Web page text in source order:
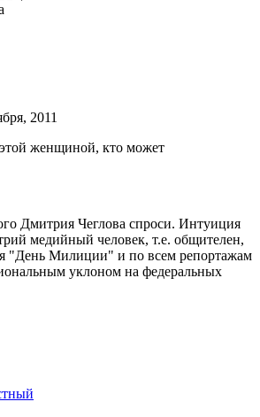
2011
этой женщиной, кто может
Дмитрия Чеглова спроси. Интуиция
медийный человек, т.е. общителен,
"День Милиции" и по всем репортажам
уклоном на федеральных